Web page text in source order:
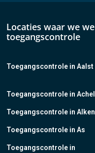
Locaties waar we
toegangscontrole
Toegangscontrole in Aalst
Toegangscontrole in Achel
Toegangscontrole in Alken
Toegangscontrole in As
Toegangscontrole in